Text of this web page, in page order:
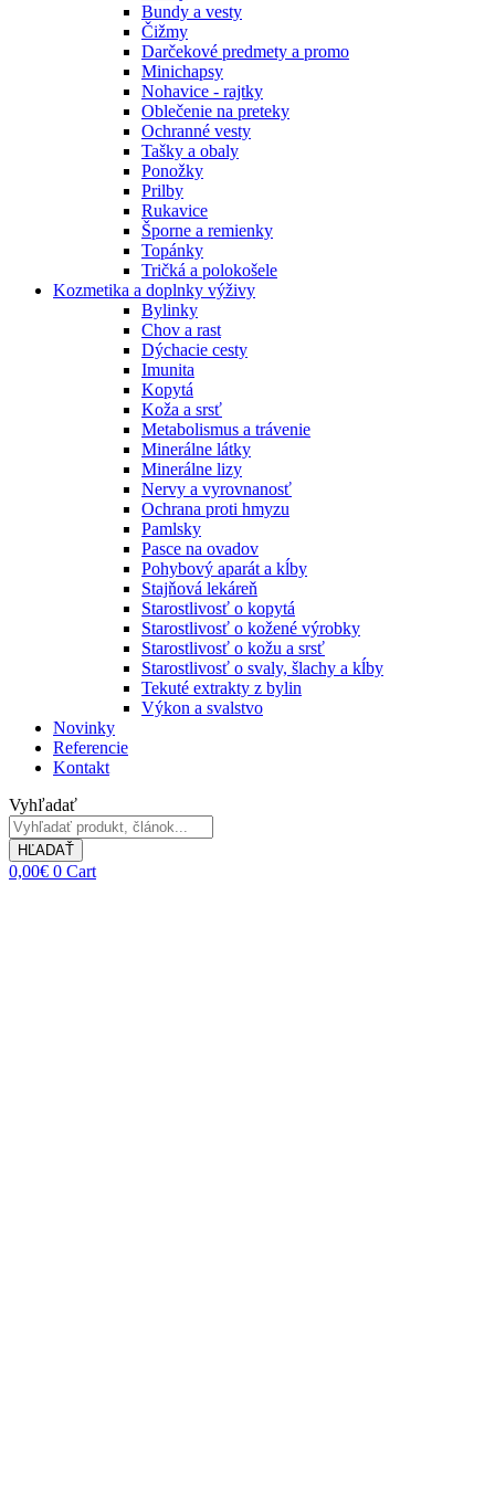
Bundy a vesty
Čižmy
Darčekové predmety a promo
Minichapsy
Nohavice - rajtky
Oblečenie na preteky
Ochranné vesty
Tašky a obaly
Ponožky
Prilby
Rukavice
Šporne a remienky
Topánky
Tričká a polokošele
Kozmetika a doplnky výživy
Bylinky
Chov a rast
Dýchacie cesty
Imunita
Kopytá
Koža a srsť
Metabolismus a trávenie
Minerálne látky
Minerálne lizy
Nervy a vyrovnanosť
Ochrana proti hmyzu
Pamlsky
Pasce na ovadov
Pohybový aparát a kĺby
Stajňová lekáreň
Starostlivosť o kopytá
Starostlivosť o kožené výrobky
Starostlivosť o kožu a srsť
Starostlivosť o svaly, šlachy a kĺby
Tekuté extrakty z bylin
Výkon a svalstvo
Novinky
Referencie
Kontakt
Vyhľadať
HĽADAŤ
0,00€ 0 Cart